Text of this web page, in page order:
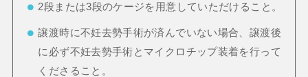
2段または3段のケージを用意していただけること。
譲渡時に不妊去勢手術が済んでいない場合、譲渡後
に必ず不妊去勢手術とマイクロチップ装着を行って
くださること。